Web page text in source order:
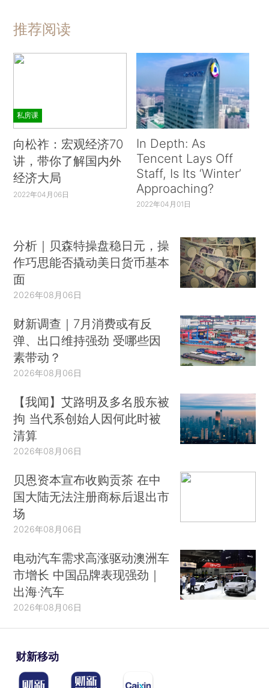
推荐阅读
私房课
向松祚：宏观经济70
讲，带你了解国内外
经济大局
2022年04月06日
In Depth: As
Tencent Lays Off
Staff, Is Its ‘Winter’
Approaching?
2022年04月01日
分析｜贝森特操盘稳日元，操
作巧思能否撬动美日货币基本
面
2026年08月06日
财新调查｜7月消费或有反
弹、出口维持强劲 受哪些因
素带动？
2026年08月06日
【我闻】艾路明及多名股东被
拘 当代系创始人因何此时被
清算
2026年08月06日
贝恩资本宣布收购贡茶 在中
国大陆无法注册商标后退出市
场
2026年08月06日
电动汽车需求高涨驱动澳洲车
市增长 中国品牌表现强劲｜
出海·汽车
2026年08月06日
财新移动